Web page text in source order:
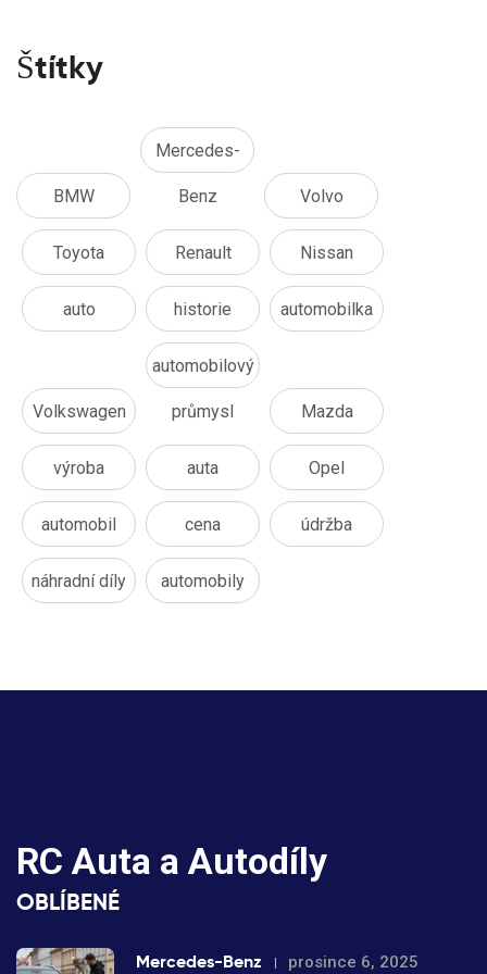
Štítky
BMW
Mercedes-
Benz Volvo
Toyota Renault Nissan
auto historie automobilka
Volkswagen
automobilový
průmysl Mazda
výroba auta Opel
automobil cena údržba
náhradní díly automobily
RC Auta a Autodíly
OBLÍBENÉ
Mercedes-Benz prosince 6, 2025